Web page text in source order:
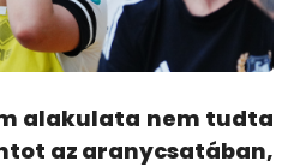
alakulata nem tudta
az aranycsatában,